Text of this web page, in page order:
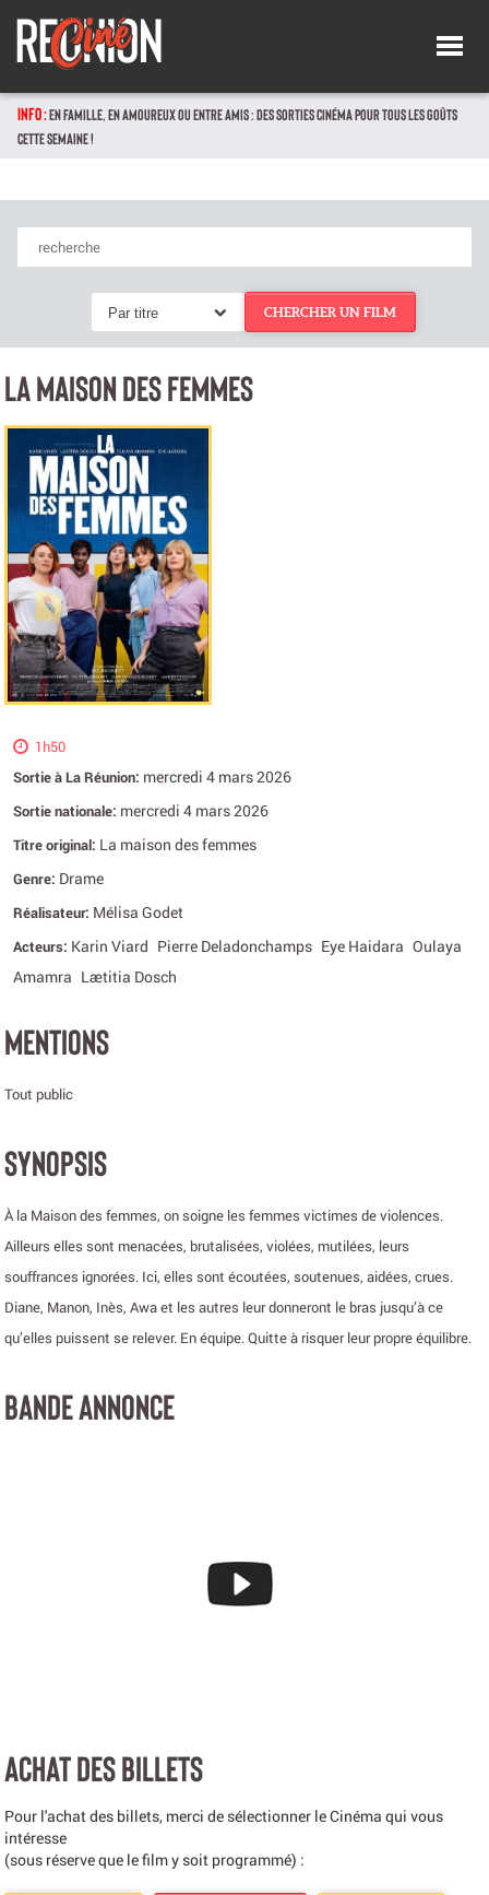
INFO :EN FAMILLE, EN AMOUREUX OU ENTRE AMIS : DES SORTIES CINÉMA POUR TOUS LES GOÛTS
CETTE SEMAINE !
Par titre CHERCHER UN FILM
LA MAISON DES FEMMES
1h50
Sortie à La Réunion: mercredi 4 mars 2026
Sortie nationale: mercredi 4 mars 2026
Titre original: La maison des femmes
Genre: Drame
Réalisateur: Mélisa Godet
Acteurs: Karin Viard Pierre Deladonchamps Eye Haidara Oulaya
Amamra Lætitia Dosch
MENTIONS
Tout public
SYNOPSIS
À la Maison des femmes, on soigne les femmes victimes de violences.
Ailleurs elles sont menacées, brutalisées, violées, mutilées, leurs
souffrances ignorées. Ici, elles sont écoutées, soutenues, aidées, crues.
Diane, Manon, Inès, Awa et les autres leur donneront le bras jusqu’à ce
qu’elles puissent se relever. En équipe. Quitte à risquer leur propre équilibre.
BANDE ANNONCE
ACHAT DES BILLETS
Pour l'achat des billets, merci de sélectionner le Cinéma qui vous
intéresse
(sous réserve que le film y soit programmé) :